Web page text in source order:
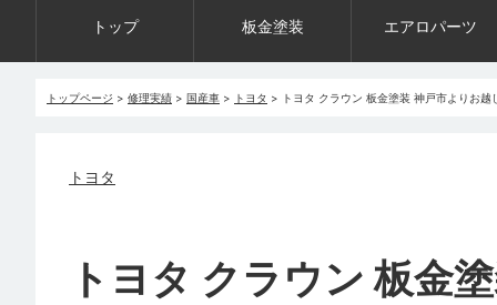
トップ 板金塗装 エアロパーツ
トップページ > 修理実績 > 国産車 > トヨタ > トヨタ クラウン 板金塗装 神戸市よりお越
トヨタ
トヨタ クラウン 板金